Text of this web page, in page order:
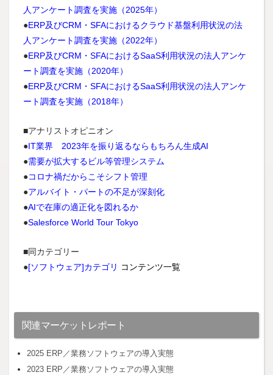
人アンケート調査を実施（2025年）
●ERP及びCRM・SFAにおけるクラウド基盤利用状況の法
人アンケート調査を実施（2022年）
●ERP及びCRM・SFAにおけるSaaS利用状況の法人アンケ
ート調査を実施（2020年）
●ERP及びCRM・SFAにおけるSaaS利用状況の法人アンケ
ート調査を実施（2018年）
■アナリストオピニオン
●IT業界 2023年を振り返るならもちろん生成AI
●需要が拡大するビル等管理システム
●コロナ禍だからこそシフト管理
●アルバイト・パートの不足が深刻化
●AIで在庫の適正化を図れるか
●Salesforce World Tour Tokyo
■同カテゴリー
●[ソフトウェア]カテゴリ コンテンツ一覧
関連マーケットレポート
2025 ERP／業務ソフトウェアの導入実態
2023 ERP／業務ソフトウェアの導入実態